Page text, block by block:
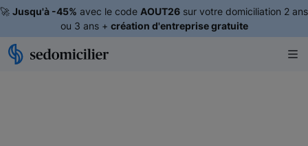
🚀 Jusqu'à -45% avec le code AOUT26 sur votre domiciliation 2 ans
ou 3 ans + création d'entreprise gratuite